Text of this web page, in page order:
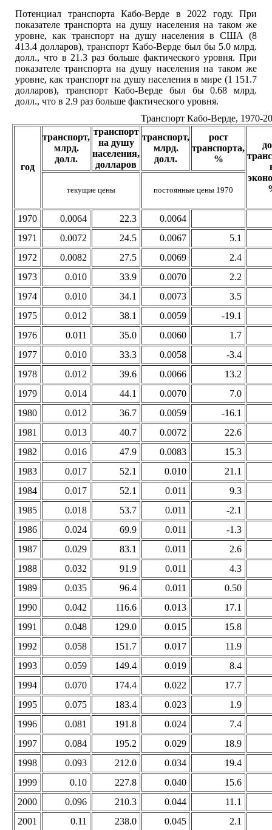
Потенциал транспорта Кабо-Верде в 2022 году. При
показателе транспорта на душу населения на таком же
уровне, как транспорт на душу населения в США (8
413.4 долларов), транспорт Кабо-Верде был бы 5.0 млрд.
долл., что в 21.3 раз больше фактического уровня. При
показателе транспорта на душу населения на таком же
уровне, как транспорт на душу населения в мире (1 151.7
долларов), транспорт Кабо-Верде был бы 0.68 млрд.
долл., что в 2.9 раз больше фактического уровня.
Транспорт Кабо-Верде, 1970-
год
транспорт,
млрд.
долл.
транспорт
на душу
населения,
долларов
транспорт,
млрд.
долл.
рост
транспорта,
%
текущие цены постоянные цены 1970
1970 0.0064 22.3
0.0064
1971
0.0072 24.5 0.0067
5.1
1972
0.0082 27.5 0.0069
2.4
1973
0.010 33.9 0.0070
2.2
1974
0.010 34.1 0.0073
3.5
1975
0.012 38.1 0.0059
-19.1
1976
0.011 35.0 0.0060
1.7
1977
0.010 33.3 0.0058
-3.4
1978
0.012 39.6 0.0066
13.2
1979
0.014 44.1 0.0070
7.0
1980
0.012 36.7 0.0059
-16.1
1981
0.013 40.7 0.0072
22.6
1982
0.016 47.9 0.0083
15.3
1983
0.017 52.1 0.010
21.1
1984
0.017 52.1 0.011
9.3
1985
0.018 53.7 0.011
-2.1
1986
0.024 69.9 0.011
-1.3
1987
0.029 83.1 0.011
2.6
1988
0.032 91.9 0.011
4.3
1989
0.035 96.4 0.011
0.50
1990
0.042 116.6 0.013
17.1
1991
0.048 129.0 0.015
15.8
1992
0.058 151.7 0.017
11.9
1993
0.059 149.4 0.019
8.4
1994
0.070 174.4 0.022
17.7
1995
0.075 183.4 0.023
1.9
1996
0.081 191.8 0.024
7.4
1997
0.084 195.2 0.029
18.9
1998
0.093 212.0 0.034
19.4
1999
0.10 227.8 0.040
15.6
2000
0.096 210.3 0.044
11.1
2001
0.11 238.0 0.045 2.1